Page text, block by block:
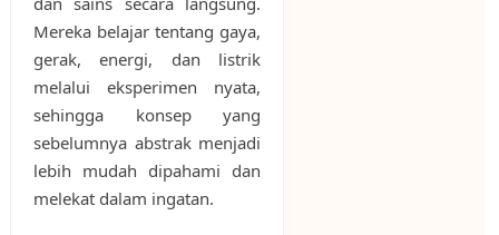
Mereka belajar tentang gaya,
gerak, energi, dan listrik
melalui eksperimen nyata,
sehingga konsep yang
sebelumnya abstrak menjadi
lebih mudah dipahami dan
melekat dalam ingatan.